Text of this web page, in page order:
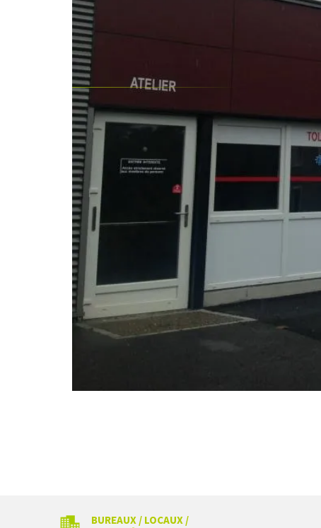
BUREAUX / LOCAUX /